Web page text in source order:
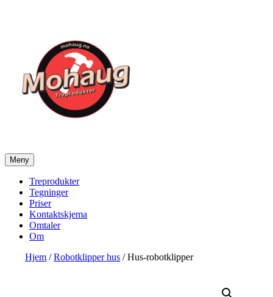
Mohaug Treprodukter
Salg av tegninger og treprodukter
Meny
Treprodukter
Tegninger
Priser
Kontaktskjema
Omtaler
Om
Hjem /Robotklipper hus / Hus-robotklipper